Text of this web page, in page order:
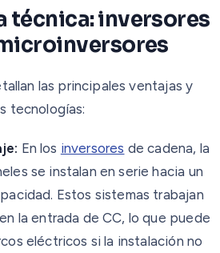
técnica: inversores
las principales ventajas y
tecnologías:
En los inversores de cadena, la
se instalan en serie hacia un
Estos sistemas trabajan
la entrada de CC, lo que puede
eléctricos si la instalación no